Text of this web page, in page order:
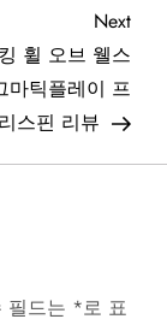
Next
Next
휠 오브 웰스
마틱플레이 프
리스핀 리뷰
필드는 *로 표